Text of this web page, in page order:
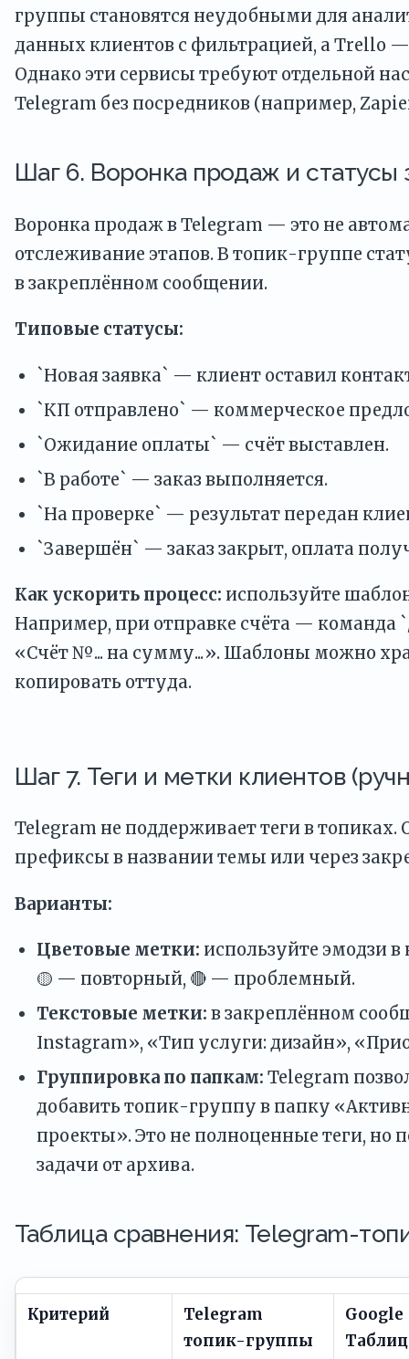
группы становятся неудобными для
данных клиентов с фильтрацией, а Trello
Однако эти сервисы требуют отдельной
Telegram без посредников (например,
Шаг 6. Воронка продаж и статусы
Воронка продаж в Telegram — это не
отслеживание этапов. В топик-группе
в закреплённом сообщении.
Типовые статусы:
`Новая заявка` — клиент оставил
`КП отправлено` — коммерческое
`Ожидание оплаты` — счёт выставлен.
`В работе` — заказ выполняется.
`На проверке` — результат передан
`Завершён` — заказ закрыт, оплата
Как ускорить процесс: используйте
Например, при отправке счёта — команда
«Счёт №... на сумму...». Шаблоны можно
копировать оттуда.
Шаг 7. Теги и метки клиентов
Telegram не поддерживает теги в
префиксы в названии темы или через
Варианты:
Цветовые метки: используйте эмодзи
🟡 — повторный, 🔴 — проблемный.
Текстовые метки: в закреплённом
Instagram», «Тип услуги: дизайн»,
Группировка по папкам: Telegram
добавить топик-группу в папку
проекты». Это не полноценные теги, но
задачи от архива.
Таблица сравнения: Telegram-
Критерий
Telegram
топик-группы
Google